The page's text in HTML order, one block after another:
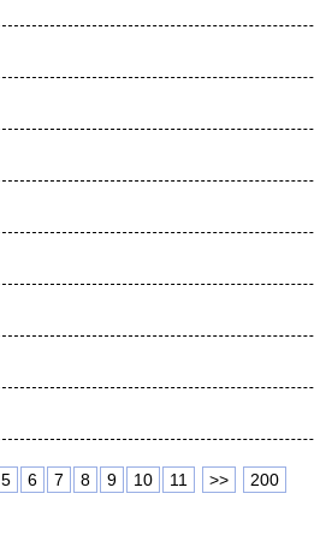
5 6 7 8 9 10 11 >> 200